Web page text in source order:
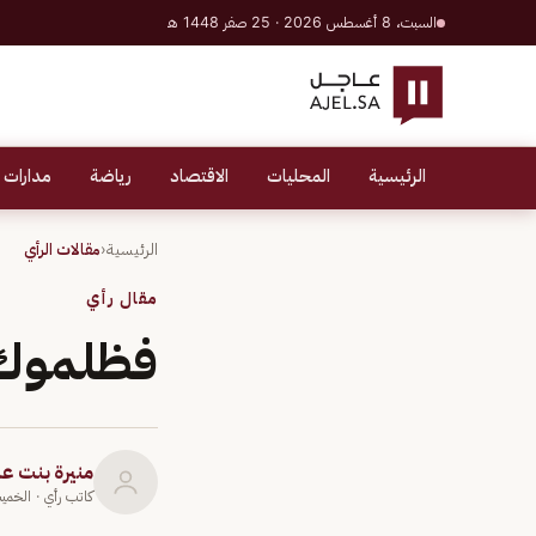
السبت، 8 أغسطس 2026 · 25 صفر 1448 هـ
الرئيسية المحليات الاقتصاد رياضة
الرئيسية‹مقالات الرأي
مقال رأي
منيرة بنت
كاتب رأي · الخميس 14